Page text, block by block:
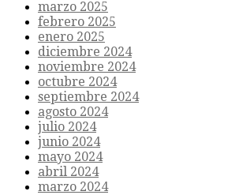
marzo 2025
febrero 2025
enero 2025
diciembre 2024
noviembre 2024
octubre 2024
septiembre 2024
agosto 2024
julio 2024
junio 2024
mayo 2024
abril 2024
marzo 2024